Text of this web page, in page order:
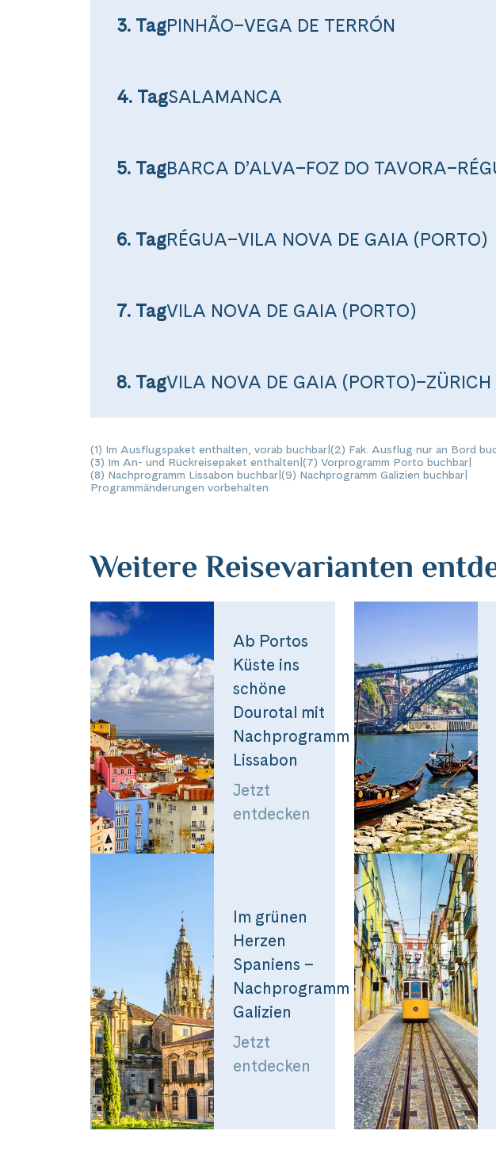
Teile diese Reise
Ab Portos Küste ins
Facebook
Link kopieren
3. TagPINHÃO–VEGA DE TERRÓN
4. TagSALAMANCA
5. TagBARCA D’ALVA–FOZ DO
6. TagRÉGUA–VILA NOVA DE GAIA (PORTO)
7. TagVILA NOVA DE GAIA (PORTO)
8. TagVILA NOVA DE GAIA (PORTO)–ZÜRICH
(1) Im Ausflugspaket enthalten, vorab buchbar (2) Fak. Ausflug nur an Bord
(3) Im An- und Rückreisepaket enthalten (7) Vorprogramm Porto buchbar
(8) Nachprogramm Lissabon buchbar (9) Nachprogramm Galizien buchbar
Programmänderungen vorbehalten
Weitere Reisevarianten
Ab Portos
Küste ins
schöne
Dourotal mit
Nachprogramm
Lissabon
Jetzt
entdecken
Im grünen
Herzen
Spaniens –
Nachprogramm
Galizien
Jetzt
entdecken